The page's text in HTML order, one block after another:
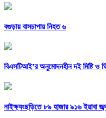
বগুড়ায় বাসচাপায় নিহত ৬
বিএসটিআই’র অনুমোদনহীন দই মিষ্টি ও
নাইক্ষ্যংছড়িতে ৮৯ হাজার ৯১৬ ইয়াবা